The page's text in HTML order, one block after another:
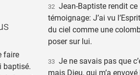
faire
baptisé.
32 Jean-Baptiste rendit ce
témoignage: J’ai vu
du ciel comme une
poser sur lui.
33 Je ne savais pas que
mais Dieu, qui m’a